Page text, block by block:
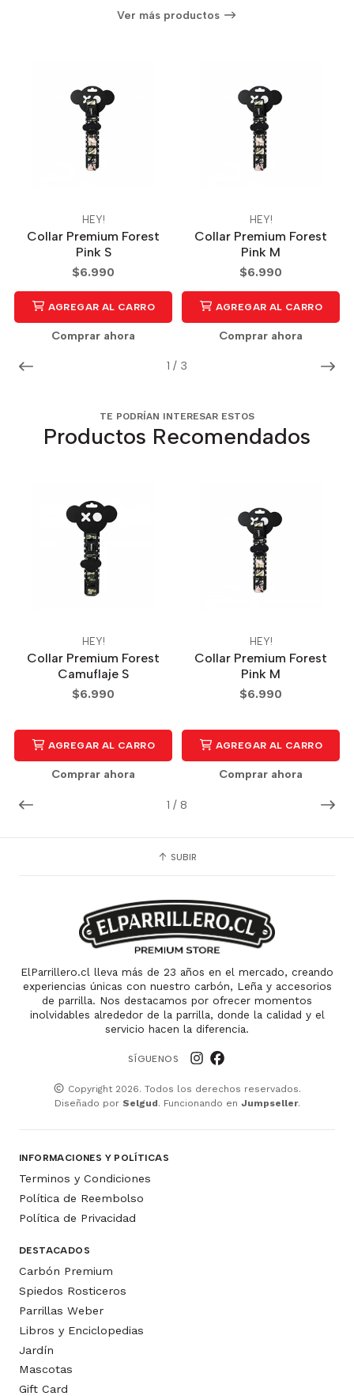
Ver más productos
1 / 3
HEY!
Collar Premium Forest
Pink S
$6.990
AGREGAR AL CARRO
Comprar ahora
HEY!
Collar Premium Forest
Pink M
$6.990
AGREGAR AL CARRO
Comprar ahora
TE PODRÍAN INTERESAR ESTOS
Productos Recomendados
1 / 8
HEY!
Collar Premium Forest
Camuflaje S
$6.990
AGREGAR AL CARRO
Comprar ahora
HEY!
Collar Premium Forest
Pink M
$6.990
AGREGAR AL CARRO
Comprar ahora
SUBIR
ElParrillero.cl lleva más de 23 años en el mercado, creando
experiencias únicas con nuestro carbón, Leña y accesorios
de parrilla. Nos destacamos por ofrecer momentos
inolvidables alrededor de la parrilla, donde la calidad y el
servicio hacen la diferencia.
SÍGUENOS
Copyright 2026. Todos los derechos reservados.
Diseñado por Selgud. Funcionando en Jumpseller.
INFORMACIONES Y POLÍTICAS
Terminos y Condiciones
Política de Reembolso
Política de Privacidad
DESTACADOS
Carbón Premium
Spiedos Rosticeros
Parrillas Weber
Libros y Enciclopedias
Jardín
Mascotas
Gift Card